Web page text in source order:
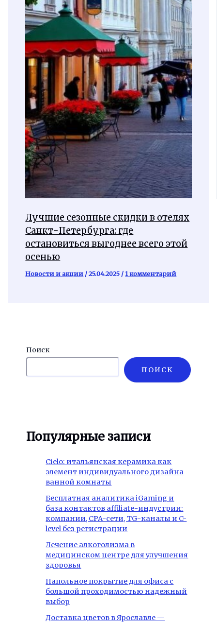
Лучшие сезонные скидки в отелях
Санкт-Петербурга: где
остановиться выгоднее всего этой
осенью
Новости и акции /25.04.2025 /1 комментарий
Поиск
ПОИСК
Популярные записи
Cielo: итальянская керамика как
элемент индивидуального дизайна
ванной комнаты
Бесплатная аналитика iGaming и
база контактов affiliate-индустрии:
компании, CPA-сети, TG-каналы и C-
level без регистрации
Лечение алкоголизма в
медицинском центре для улучшения
здоровья
Напольное покрытие для офиса с
большой проходимостью надежный
выбор
Доставка цветов в Ярославле —